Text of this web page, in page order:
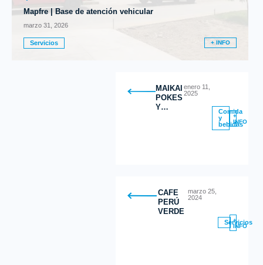
Mapfre | Base de atención vehicular
marzo 31, 2026
Servicios + INFO
MAIKAI
POKES
Y
enero 11,
2025
Comida
y
bebidas
+
INFO
CAFE
PERÚ
VERDE
marzo 25,
2024
Servicios
+
INFO